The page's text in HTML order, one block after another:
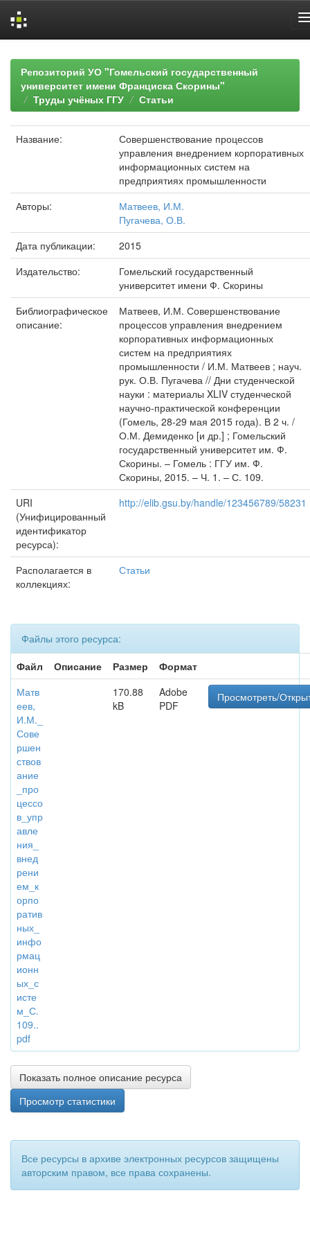
navigationРепозиторий УО "Гомельский государственный
университет имени Франциска Скорины"
Труды учёных ГГУ
Статьи
Название:
Совершенствование процессов
управления внедрением корпоративных
информационных систем на
предприятиях промышленности
Авторы:
Матвеев, И.М.
Пугачева, О.В.
Дата публикации:
2015
Издательство:
Гомельский государственный
университет имени Ф. Скорины
Библиографическое
описание:
Матвеев, И.М. Совершенствование
процессов управления внедрением
корпоративных информационных
систем на предприятиях
промышленности / И.М. Матвеев ; науч.
рук. О.В. Пугачева // Дни студенческой
науки : материалы XLIV студенческой
научно-практической конференции
(Гомель, 28-29 мая 2015 года). В 2 ч. /
О.М. Демиденко [и др.] ; Гомельский
государственный университет им. Ф.
Скорины. – Гомель : ГГУ им. Ф.
Скорины, 2015. – Ч. 1. – С. 109.
URI
(Унифицированный
идентификатор
ресурса):
http://elib.gsu.by/handle/123456789/58231
Располагается в
коллекциях:
Статьи
Файлы этого ресурса:
Файл
Описание Размер
Формат
Матв
еев,
И.М._
Сове
ршен
ствов
ание
_про
цессо
в_упр
авле
ния_
внед
рени
ем_к
орпо
ратив
ных_
инфо
рмац
ионн
ых_с
исте
м_С.
109..
pdf
170.88
kB
Adobe
PDF
Просмотреть/
Показать полное описание ресурса
Просмотр статистики
Все ресурсы в архиве электронных ресурсов защищены
авторским правом, все права сохранены.